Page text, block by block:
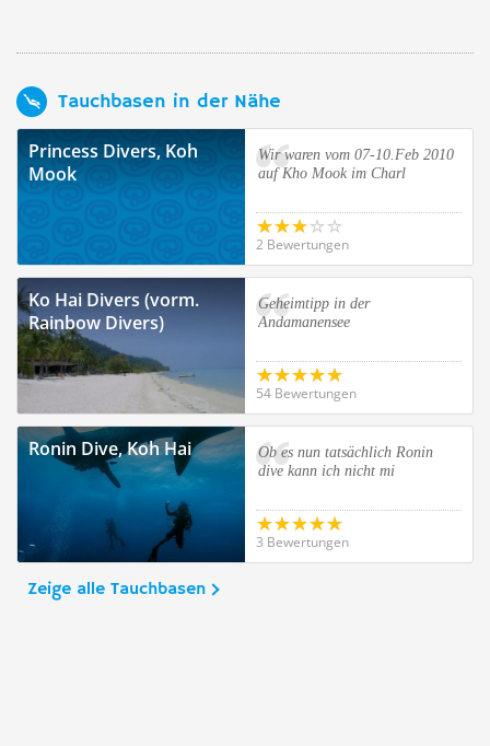
Tauchbasen in der Nähe
Princess Divers, Koh
Mook
Wir waren vom 07-10.Feb 2010
auf Kho Mook im Charl
2 Bewertungen
Ko Hai Divers (vorm.
Rainbow Divers)
Geheimtipp in der
Andamanensee
54 Bewertungen
Ronin Dive, Koh Hai
Ob es nun tatsächlich Ronin
dive kann ich nicht mi
3 Bewertungen
Zeige alle Tauchbasen